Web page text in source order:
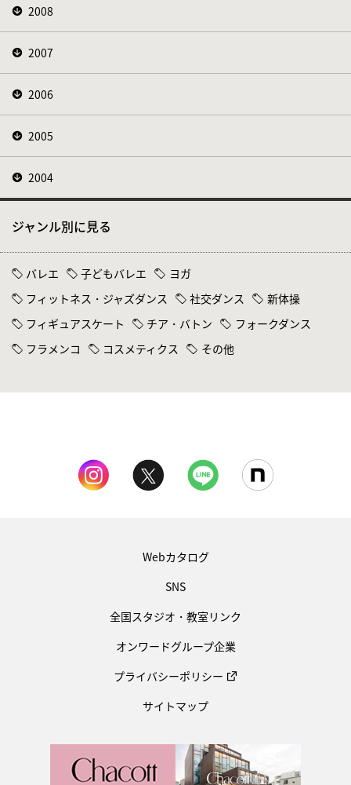
2008
2007
2006
2005
2004
ジャンル別に見る
バレエ 子どもバレエ
ヨガ
フィットネス・ジャズダンス
社交ダンス
新体操
フィギュアスケート
チア・バトン
フォークダンス
フラメンコ
コスメティクス その他
Webカタログ
SNS
全国スタジオ・教室リンク
オンワードグループ企業
プライバシーポリシー
サイトマップ